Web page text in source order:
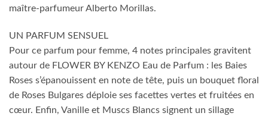
maître-parfumeur Alberto Morillas.
UN PARFUM SENSUEL
Pour ce parfum pour femme, 4 notes principales gravitent
autour de FLOWER BY KENZO Eau de Parfum : les Baies
Roses s’épanouissent en note de tête, puis un bouquet floral
de Roses Bulgares déploie ses facettes vertes et fruitées en
cœur. Enfin, Vanille et Muscs Blancs signent un sillage